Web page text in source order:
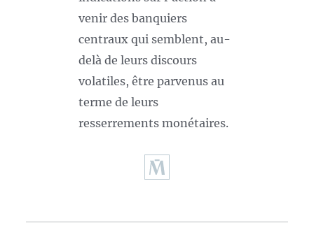
venir des banquiers
centraux qui semblent, au-
delà de leurs discours
volatiles, être parvenus au
terme de leurs
resserrements monétaires.